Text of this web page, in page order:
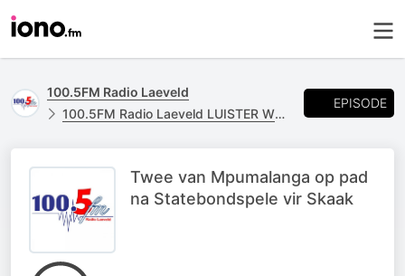
100.5FM Radio Laeveld
100.5FM Radio Laeveld LUISTER WEER
EPISODE
Twee van Mpumalanga op pad
na Statebondspele vir Skaak